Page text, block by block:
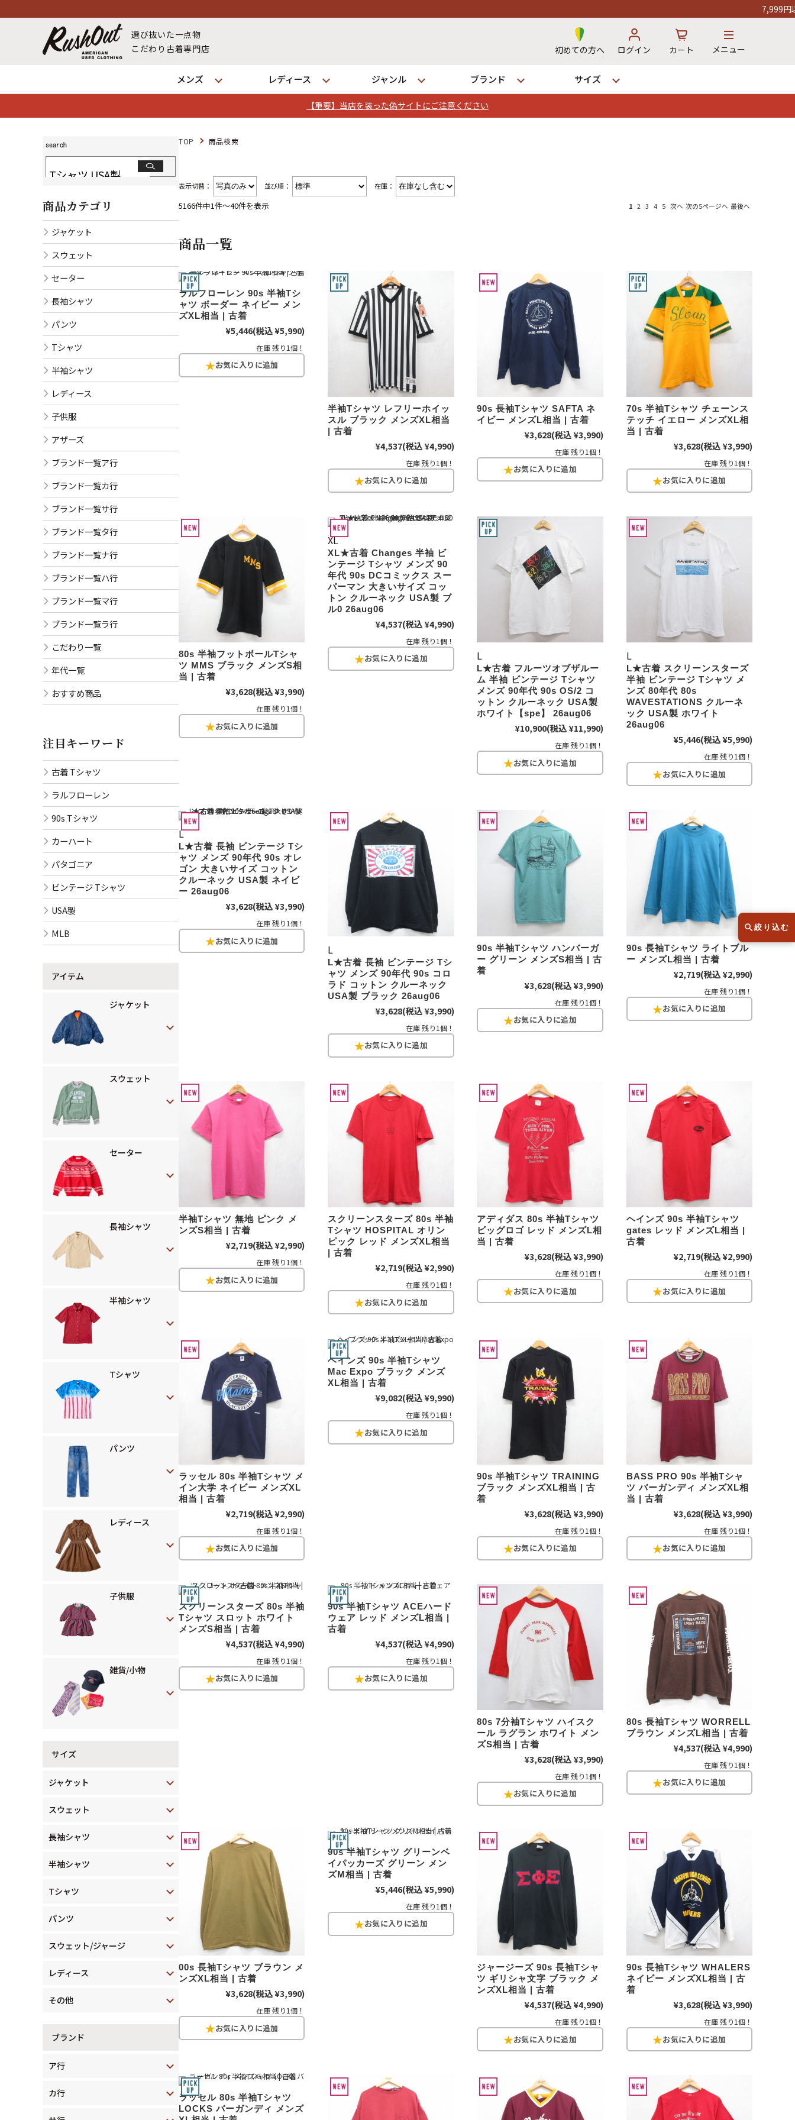
【重要】当店を装った偽サイトにご注意ください
7,999円以上お買い上げで送料無料！
選び抜いた一点物
こだわり古着専門店
初めての方へ ログイン カート メニュー
メンズ レディース ジャンル ブランド サイズ
店舗一覧
Search by Hotword今週のHOTワード（7/29〜8/4）
Tシャツ USA製 3 スターウォーズ
ラルフローレン 6 大きいサイズ
ディズニー
Search by Brandブランドから探す
チャンピオン パタゴニア
カーハート ディッキーズ
アディダス
リーバイス ラッセル・アスレチック
カ行 サ行
ナ行
マ行 ラ行
Search by Itemアイテムから探す
半袖シャツ Tシャツ
レディース 子供服
Search by Particularこだわりから探す
Search by Sizeサイズから探す（メンズ）
長袖シャツ XS S
半袖シャツ XS
Tシャツ
パンツ
W30以下 W31,W32
W33,W34
Search by Maniac マニアックから探す
ミリタリー
すべてのマニアックを見る
Search by Period年代から探す
80年代
50年代 40年代
すべての年代を見る
週刊ラッシュアウト新聞
古着コラム
メディア・イベント情報
Youtube 古着屋Rush Out チャンネル
スタッフコーディネート
ご利用案内
お客様の声
レビュー1万件突破
お気に入りリスト
会員登録
会社概要
特定商取引法に基づく表示
プライバシーポリシー
TOP 商品検索
表示切替： 並び順： 在庫：
5166件中1件～40件を表示 1 2 3 4 5 次へ 次の5ページへ 最後へ
商品一覧
ラルフローレン 90s 半袖Tシ
ャツ ボーダー ネイビー メン
ズXL相当 | 古着
¥5,446(税込 ¥5,990)
在庫 残り1個！
半袖Tシャツ レフリーホイッ
スル ブラック メンズXL相当
| 古着
¥4,537(税込 ¥4,990)
在庫 残り1個！
90s 長袖Tシャツ SAFTA ネ
イビー メンズL相当 | 古着
¥3,628(税込 ¥3,990)
在庫 残り1個！
70s 半袖Tシャツ チェーンス
テッチ イエロー メンズXL相
当 | 古着
¥3,628(税込 ¥3,990)
在庫 残り1個！
80s 半袖フットボールTシャ
ツ MMS ブラック メンズS相
当 | 古着
¥3,628(税込 ¥3,990)
在庫 残り1個！
XL
XL★古着 Changes 半袖 ビ
ンテージ Tシャツ メンズ 90
年代 90s DCコミックス スー
パーマン 大きいサイズ コッ
トン クルーネック USA製 ブ
ル0 26aug06
¥4,537(税込 ¥4,990)
在庫 残り1個！
L
L★古着 フルーツオブザルー
ム 半袖 ビンテージ Tシャツ
メンズ 90年代 90s OS/2 コ
ットン クルーネック USA製
ホワイト【spe】 26aug06
¥10,900(税込 ¥11,990)
在庫 残り1個！
L
L★古着 スクリーンスターズ
半袖 ビンテージ Tシャツ メ
ンズ 80年代 80s
WAVESTATIONS クルーネ
ック USA製 ホワイト
26aug06
¥5,446(税込 ¥5,990)
在庫 残り1個！
L
L★古着 長袖 ビンテージ Tシ
ャツ メンズ 90年代 90s オレ
ゴン 大きいサイズ コットン
クルーネック USA製 ネイビ
ー 26aug06
¥3,628(税込 ¥3,990)
在庫 残り1個！
L
L★古着 長袖 ビンテージ Tシ
ャツ メンズ 90年代 90s コロ
ラド コットン クルーネック
USA製 ブラック 26aug06
¥3,628(税込 ¥3,990)
在庫 残り1個！
90s 半袖Tシャツ ハンバーガ
ー グリーン メンズS相当 | 古
着
¥3,628(税込 ¥3,990)
在庫 残り1個！
90s 長袖Tシャツ ライトブル
ー メンズL相当 | 古着
¥2,719(税込 ¥2,990)
在庫 残り1個！
半袖Tシャツ 無地 ピンク メ
ンズS相当 | 古着
¥2,719(税込 ¥2,990)
在庫 残り1個！
スクリーンスターズ 80s 半袖
Tシャツ HOSPITAL オリン
ピック レッド メンズXL相当
| 古着
¥2,719(税込 ¥2,990)
在庫 残り1個！
アディダス 80s 半袖Tシャツ
ビッグロゴ レッド メンズL相
当 | 古着
¥3,628(税込 ¥3,990)
在庫 残り1個！
ヘインズ 90s 半袖Tシャツ
gates レッド メンズL相当 |
古着
¥2,719(税込 ¥2,990)
在庫 残り1個！
ラッセル 80s 半袖Tシャツ メ
イン大学 ネイビー メンズXL
相当 | 古着
¥2,719(税込 ¥2,990)
在庫 残り1個！
ヘインズ 90s 半袖Tシャツ
Mac Expo ブラック メンズ
XL相当 | 古着
¥9,082(税込 ¥9,990)
在庫 残り1個！
90s 半袖Tシャツ TRAINING
ブラック メンズXL相当 | 古
着
¥3,628(税込 ¥3,990)
在庫 残り1個！
BASS PRO 90s 半袖Tシャ
ツ バーガンディ メンズXL相
当 | 古着
¥3,628(税込 ¥3,990)
在庫 残り1個！
スクリーンスターズ 80s 半袖
Tシャツ スロット ホワイト
メンズS相当 | 古着
¥4,537(税込 ¥4,990)
在庫 残り1個！
90s 半袖Tシャツ ACEハード
ウェア レッド メンズL相当 |
古着
¥4,537(税込 ¥4,990)
在庫 残り1個！
80s 7分袖Tシャツ ハイスク
ール ラグラン ホワイト メン
ズS相当 | 古着
¥3,628(税込 ¥3,990)
在庫 残り1個！
80s 長袖Tシャツ WORRELL
ブラウン メンズL相当 | 古着
¥4,537(税込 ¥4,990)
在庫 残り1個！
00s 長袖Tシャツ ブラウン メ
ンズXL相当 | 古着
¥3,628(税込 ¥3,990)
在庫 残り1個！
90s 半袖Tシャツ グリーンベ
イパッカーズ グリーン メン
ズM相当 | 古着
¥5,446(税込 ¥5,990)
在庫 残り1個！
ジャージーズ 90s 長袖Tシャ
ツ ギリシャ文字 ブラック メ
ンズXL相当 | 古着
¥4,537(税込 ¥4,990)
在庫 残り1個！
90s 長袖Tシャツ WHALERS
ネイビー メンズXL相当 | 古
着
¥3,628(税込 ¥3,990)
在庫 残り1個！
ラッセル 80s 半袖Tシャツ
LOCKS バーガンディ メンズ
商品カテゴリ
ジャケット
スウェット
セーター
長袖シャツ
パンツ
Tシャツ
半袖シャツ
レディース
子供服
アザーズ
ブランド一覧ア行
ブランド一覧カ行
ブランド一覧サ行
ブランド一覧タ行
ブランド一覧ナ行
ブランド一覧ハ行
ブランド一覧マ行
ブランド一覧ラ行
こだわり一覧
年代一覧
おすすめ商品
注目キーワード
古着 Tシャツ
ラルフローレン
90s Tシャツ
カーハート
パタゴニア
ビンテージ Tシャツ
USA製
MLB
アイテム
ジャケット
スウェット
セーター
長袖シャツ
半袖シャツ
Tシャツ
パンツ
レディース
子供服
雑貨/小物
サイズ
ジャケット
スウェット
長袖シャツ
半袖シャツ
Tシャツ
パンツ
スウェット/ジャージ
レディース
その他
ブランド
ア行
カ行
絞り込む